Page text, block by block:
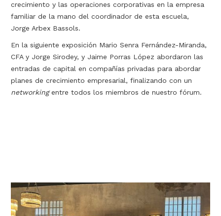
crecimiento y las operaciones corporativas en la empresa
familiar de la mano del coordinador de esta escuela,
Jorge Arbex Bassols.
En la siguiente exposición Mario Senra Fernández-Miranda,
CFA y Jorge Sirodey, y Jaime Porras López abordaron las
entradas de capital en compañías privadas para abordar
planes de crecimiento empresarial, finalizando con un
networkingentre todos los miembros de nuestro fórum.